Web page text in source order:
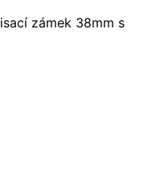
zámek 38mm s